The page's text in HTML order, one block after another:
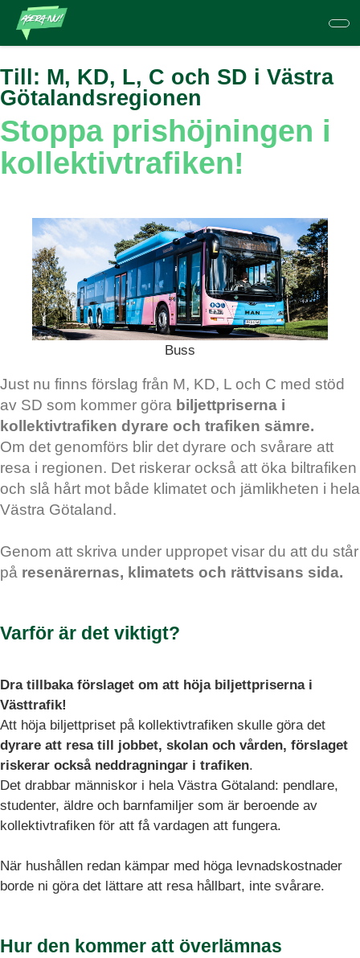
Hoppa
huvudinnehåll
Till: M, KD, L, C och SD i Västra
Götalandsregionen
Stoppa prishöjningen i
kollektivtrafiken!
Buss
Just nu finns förslag från M, KD, L och C med stöd
av SD som kommer göra biljettpriserna i
kollektivtrafiken dyrare och trafiken sämre.
Om det genomförs blir det dyrare och svårare att
resa i regionen. Det riskerar också att öka biltrafiken
och slå hårt mot både klimatet och jämlikheten i hela
Västra Götaland.
Genom att skriva under uppropet visar du att du står
på resenärernas, klimatets och rättvisans sida.
Varför är det viktigt?
Dra tillbaka förslaget om att höja biljettpriserna i
Västtrafik!
Att höja biljettpriset på kollektivtrafiken skulle göra det
dyrare att resa till jobbet, skolan och vården, förslaget
riskerar också neddragningar i trafiken.
Det drabbar människor i hela Västra Götaland: pendlare,
studenter, äldre och barnfamiljer som är beroende av
kollektivtrafiken för att få vardagen att fungera.
När hushållen redan kämpar med höga levnadskostnader
borde ni göra det lättare att resa hållbart, inte svårare.
Hur den kommer att överlämnas